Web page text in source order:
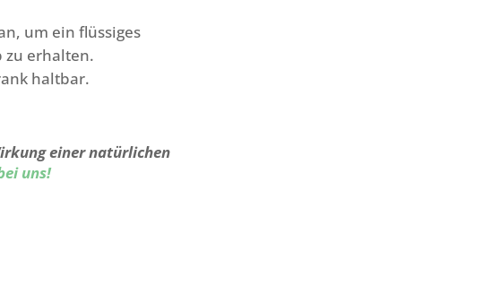
um ein flüssiges
zu erhalten.
haltbar.
einer natürlichen
uns!